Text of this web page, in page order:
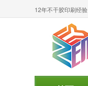
12年不干胶印刷经